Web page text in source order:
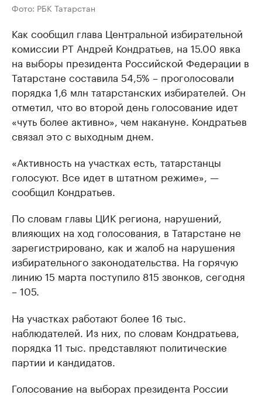
Фото: РБК Татарстан
Как сообщил глава Центральной избирательной
комиссии РТ Андрей Кондратьев, на 15.00 явка
на выборы президента Российской Федерации в
Татарстане составила 54,5% – проголосовали
порядка 1,6 млн татарстанских избирателей. Он
отметил, что во второй день голосование идет
«чуть более активно», чем накануне. Кондратьев
связал это с выходным днем.
«Активность на участках есть, татарстанцы
голосуют. Все идет в штатном режиме», —
сообщил Кондратьев.
По словам главы ЦИК региона, нарушений,
влияющих на ход голосования, в Татарстане не
зарегистрировано, как и жалоб на нарушения
избирательного законодательства. На горячую
линию 15 марта поступило 815 звонков, сегодня
– 105.
На участках работают более 16 тыс.
наблюдателей. Из них, по словам Кондратьева,
порядка 11 тыс. представляют политические
партии и кандидатов.
Голосование на выборах президента России